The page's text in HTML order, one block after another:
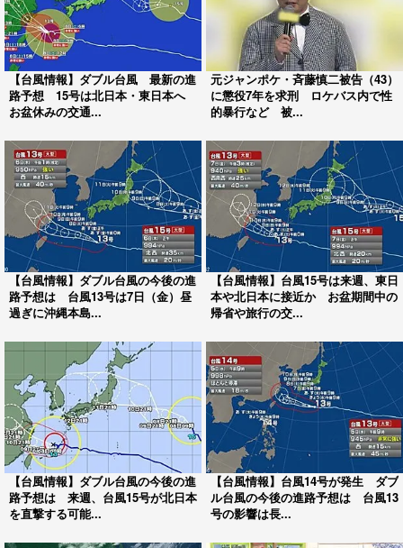
【台風情報】ダブル台風 最新の進
路予想 15号は北日本・東日本へ
お盆休みの交通...
元ジャンポケ・斉藤慎二被告（43）
に懲役7年を求刑 ロケバス内で性
的暴行など 被...
【台風情報】ダブル台風の今後の進
路予想は 台風13号は7日（金）昼
過ぎに沖縄本島...
【台風情報】台風15号は来週、東日
本や北日本に接近か お盆期間中の
帰省や旅行の交...
【台風情報】ダブル台風の今後の進
路予想は 来週、台風15号が北日本
を直撃する可能...
【台風情報】台風14号が発生 ダブ
ル台風の今後の進路予想は 台風13
号の影響は長...